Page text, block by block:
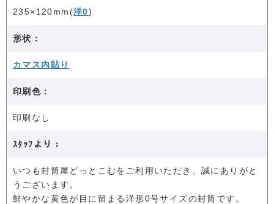
235×120mm(洋0)
形状：
カマス内貼り
印刷色：
印刷なし
ｽﾀｯﾌより：
いつも封筒屋どっとこむをご利用いただき、誠にありがと
うございます。
鮮やかな黄色が目に留まる洋形0号サイズの封筒です。